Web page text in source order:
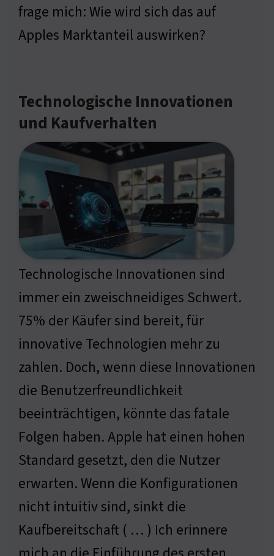
frage mich: Wie wird sich das auf
Apples Marktanteil auswirken?
Technologische Innovationen
und Kaufverhalten
Technologische Innovationen sind
immer ein zweischneidiges Schwert.
75% der Käufer sind bereit, für
innovative Technologien mehr zu
zahlen. Doch, wenn diese Innovationen
die Benutzerfreundlichkeit
beeinträchtigen, könnte das fatale
Folgen haben. Apple hat einen hohen
Standard gesetzt, den die Nutzer
erwarten. Wenn die Konfigurationen
nicht intuitiv sind, sinkt die
Kaufbereitschaft ( … ) Ich erinnere